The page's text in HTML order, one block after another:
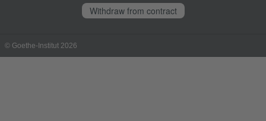
Withdraw from contract
© Goethe-Institut 2026